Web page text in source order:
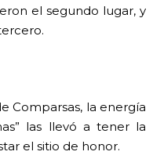
el segundo lugar, y
Comparsas, la energía
las llevó a tener la
el sitio de honor.